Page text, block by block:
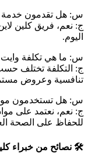
س: هل تقدمون خدمة
ج: نعم، فريق كلين
اليوم.
س: ما هي تكلفة
ج: التكلفة تختلف حسب
تنافسية وعروض
س: هل تستخدمون
ج: نعم، نعتمد على
للحفاظ على الصحة
🛠️ نصائح من خبراء